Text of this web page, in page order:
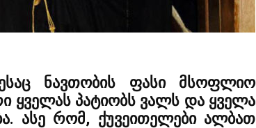
ნავთობის ფასი მსოფლიო
ყველას პატიობს ვალს და ყველა
ასე რომ, ქუვეითელები ალბათ